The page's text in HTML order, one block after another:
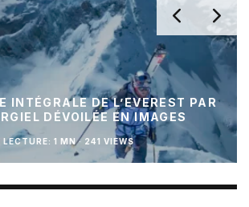
INTÉGRALE DE L’EVEREST PAR
DÉVOILÉE EN IMAGES
LECTURE: 1 MN · 241 VIEWS